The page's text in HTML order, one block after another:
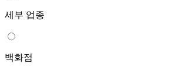
세부 업종
백화점